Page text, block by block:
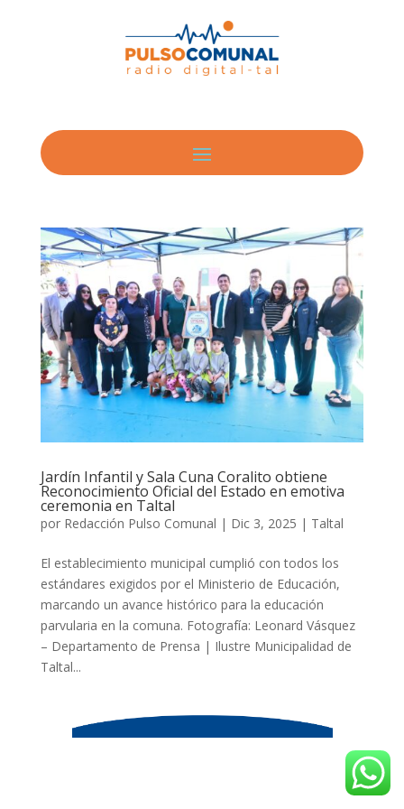
Jardín Infantil y Sala Cuna Coralito obtiene
Reconocimiento Oficial del Estado en emotiva
ceremonia en Taltal
por Redacción Pulso Comunal | Dic 3, 2025 | Taltal
El establecimiento municipal cumplió con todos los
estándares exigidos por el Ministerio de Educación,
marcando un avance histórico para la educación
parvularia en la comuna. Fotografía: Leonard Vásquez
– Departamento de Prensa | Ilustre Municipalidad de
Taltal...